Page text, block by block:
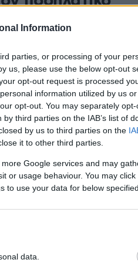
Information
parties, or processing of your
us, please use the below opt-out
opt-out request is processed
information utilized by us
opt-out. You may separately
third parties on the IAB’s list of
by us to third parties on the
it to other third parties.
Google services and may
or usage behaviour. You may
to use your data for below
data.
Παγκόσμια
με ηλεκτρικά
προβάλλοντας τη
εναλλακτικό τουρισμό
για
φέρνει στο
προγράμματα